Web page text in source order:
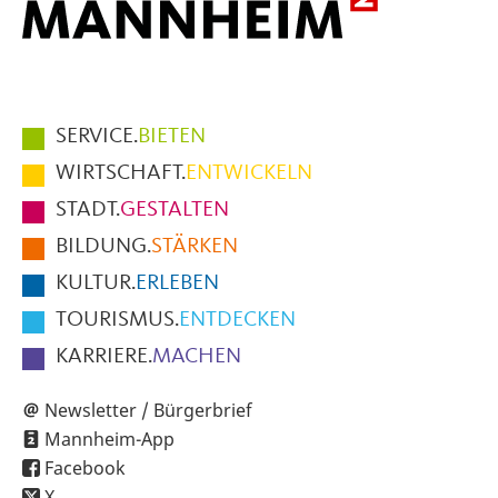
Hauptmenüpunkte
im
Fußbereich
der
Seite
SERVICE.BIETEN
WIRTSCHAFT.ENTWICKELN
STADT.GESTALTEN
BILDUNG.STÄRKEN
KULTUR.ERLEBEN
TOURISMUS.ENTDECKEN
KARRIERE.MACHEN
Newsletter / Bürgerbrief
Mannheim-App
Facebook